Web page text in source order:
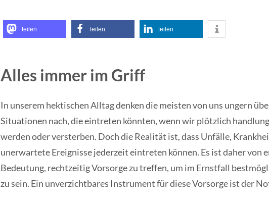
teilen teilen teilen
Alles immer im Griff
In unserem hektischen Alltag denken die meisten von uns ungern
Situationen nach, die eintreten könnten, wenn wir plötzlich
werden oder versterben. Doch die Realität ist, dass Unfälle,
unerwartete Ereignisse jederzeit eintreten können. Es ist daher von
Bedeutung, rechtzeitig Vorsorge zu treffen, um im Ernstfall
zu sein. Ein unverzichtbares Instrument für diese Vorsorge ist der